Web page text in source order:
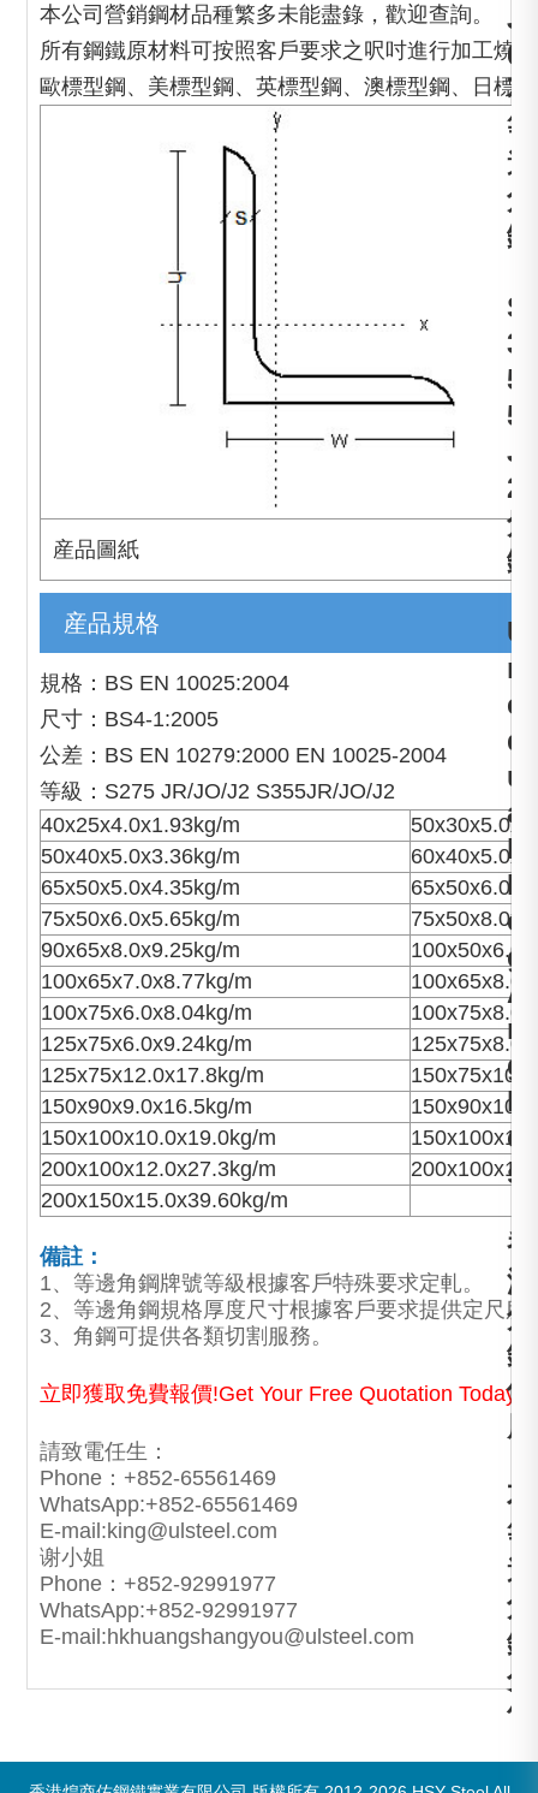
J
0
不
等
邊
角
鐵
S
3
5
5
J
2
角
鐵
，
U
n
e
q
u
a
l
L
e
g
A
n
g
l
e
s
，
香
港
角
鋼
供
應
不
等
邊
角
鋼
分
銷
證
本公司營銷鋼材品種繁多未能盡錄，歡迎查詢。
所有鋼鐵原材料可按照客戶要求之呎吋進行加工燒
歐標型鋼、美標型鋼、英標型鋼、澳標型鋼、日標
産品圖紙
産品規格
規格：BS EN 10025:2004
尺寸：BS4-1:2005
公差：BS EN 10279:2000 EN 10025-2004
等級：S275 JR/JO/J2 S355JR/JO/J2
40x25x4.0x1.93kg/m
50x40x5.0x3.36kg/m
65x50x5.0x4.35kg/m
75x50x6.0x5.65kg/m
90x65x8.0x9.25kg/m
100x65x7.0x8.77kg/m
100x75x6.0x8.04kg/m
125x75x6.0x9.24kg/m
125x75x12.0x17.8kg/m
150x90x9.0x16.5kg/m
150x100x10.0x19.0kg/m
200x100x12.0x27.3kg/m
200x150x15.0x39.60kg/m
備註：
1、等邊角鋼牌號等級根據客戶特殊要求定軋。
2、等邊角鋼規格厚度尺寸根據客戶要求提供定尺服
3、角鋼可提供各類切割服務。
立即獲取免費報價!Get Your Free Quotation Today!
請致電任生：
Phone：+852-65561469
WhatsApp:+852-65561469
E-mail:king@ulsteel.com
谢小姐
Phone：+852-92991977
WhatsApp:+852-92991977
E-mail:hkhuangshangyou@ulsteel.com